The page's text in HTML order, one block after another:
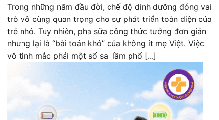
Trong những năm đầu đời, chế độ dinh dưỡng đóng vai
trò vô cùng quan trọng cho sự phát triển toàn diện của
trẻ nhỏ. Tuy nhiên, pha sữa công thức tưởng đơn giản
nhưng lại là “bài toán khó” của không ít mẹ Việt. Việc
vô tình mắc phải một số sai lầm phổ [...]